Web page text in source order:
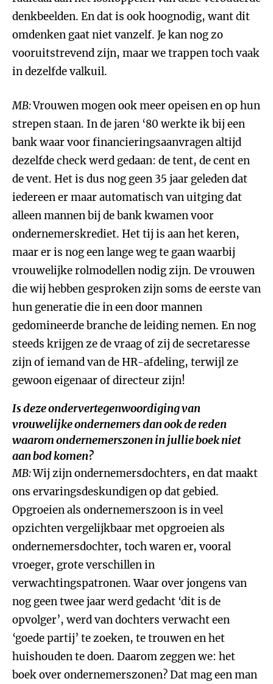
denkbeelden. En dat is ook hoognodig, want dit
omdenken gaat niet vanzelf. Je kan nog zo
vooruitstrevend zijn, maar we trappen toch vaak
in dezelfde valkuil.
MB:Vrouwen mogen ook meer opeisen en op hun
strepen staan. In de jaren ‘80 werkte ik bij een
bank waar voor financieringsaanvragen altijd
dezelfde check werd gedaan: de tent, de cent en
de vent. Het is dus nog geen 35 jaar geleden dat
iedereen er maar automatisch van uitging dat
alleen mannen bij de bank kwamen voor
ondernemerskrediet. Het tij is aan het keren,
maar er is nog een lange weg te gaan waarbij
vrouwelijke rolmodellen nodig zijn. De vrouwen
die wij hebben gesproken zijn soms de eerste van
hun generatie die in een door mannen
gedomineerde branche de leiding nemen. En nog
steeds krijgen ze de vraag of zij de secretaresse
zijn of iemand van de HR-afdeling, terwijl ze
gewoon eigenaar of directeur zijn!
Is deze ondervertegenwoordiging van
vrouwelijke ondernemers dan ook de reden
waarom ondernemerszonen in jullie boek niet
aan bod komen?
MB:Wij zijn ondernemersdochters, en dat maakt
ons ervaringsdeskundigen op dat gebied.
Opgroeien als ondernemerszoon is in veel
opzichten vergelijkbaar met opgroeien als
ondernemersdochter, toch waren er, vooral
vroeger, grote verschillen in
verwachtingspatronen. Waar over jongens van
nog geen twee jaar werd gedacht ‘dit is de
opvolger’, werd van dochters verwacht een
‘goede partij’ te zoeken, te trouwen en het
huishouden te doen. Daarom zeggen we: het
boek over ondernemerszonen? Dat mag een man